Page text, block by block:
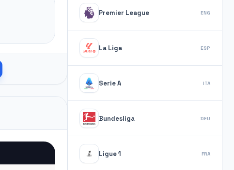
Premier League ENG
La Liga ESP
Serie A ITA
Bundesliga DEU
Ligue 1 FRA